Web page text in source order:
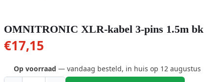
OMNITRONIC XLR-kabel 3-pins 1.5m bk
€17,15
Op voorraad — vandaag besteld, in huis op 12 augustus